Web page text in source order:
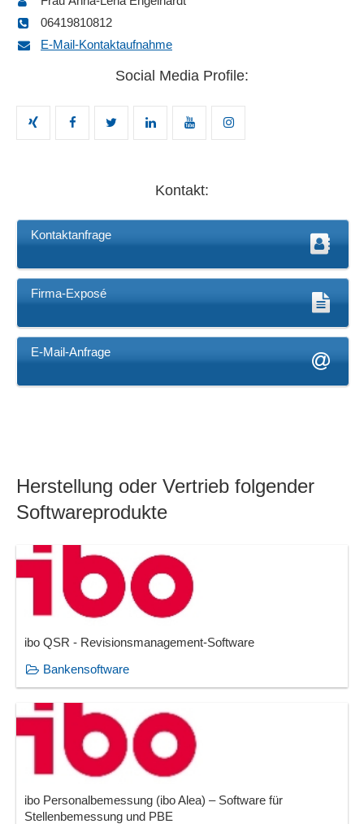
06419810812
E-Mail-Kontaktaufnahme
Social Media Profile:
Kontakt:
Kontaktanfrage
Firma-Exposé
E-Mail-Anfrage
Herstellung oder Vertrieb folgender
Softwareprodukte
ibo QSR - Revisionsmanagement-Software
Bankensoftware
ibo Personalbemessung (ibo Alea) – Software für
Stellenbemessung und PBE